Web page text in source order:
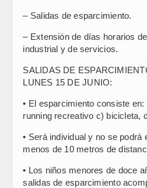
– Salidas de esparcimiento.
– Extensión de días horarios
industrial y de servicios.
SALIDAS DE
LUNES 15 DE JUNIO:
• El esparcimiento consiste
running recreativo c) bicicleta,
• Será individual y no se podrá
menos de 10 metros de
• Los niños menores de doce
salidas de esparcimiento